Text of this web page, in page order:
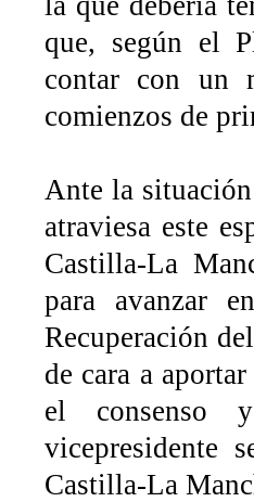
que, según el
contar con un
comienzos de
Ante la
atraviesa este
Castilla-La
para avanzar
Recuperación
de cara a
el consenso
vicepresidente
Castilla-La